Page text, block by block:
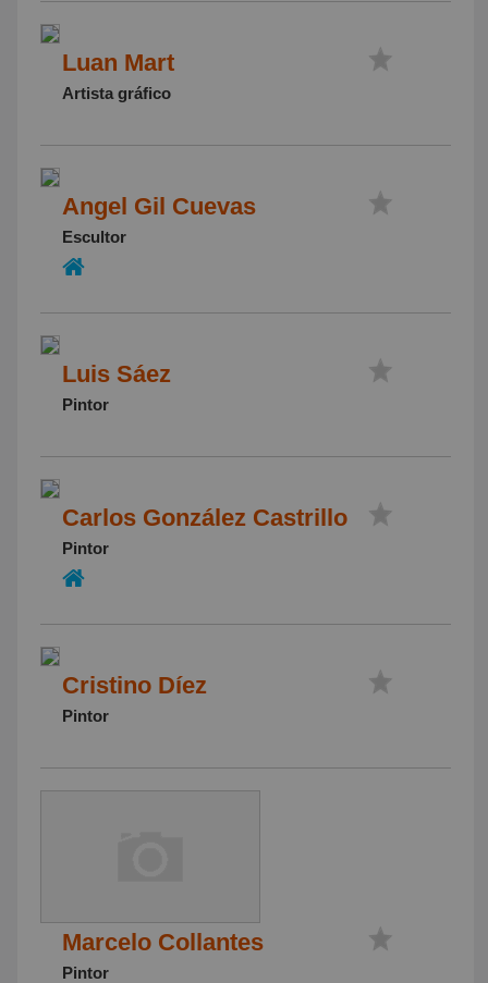
Luan Mart
Artista gráfico
Angel Gil Cuevas
Escultor
Luis Sáez
Pintor
Carlos González Castrillo
Pintor
Cristino Díez
Pintor
Marcelo Collantes
Pintor